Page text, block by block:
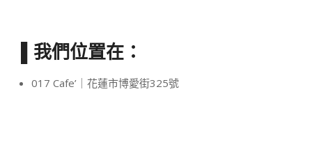
▌我們位置在：
017 Cafe’｜花蓮市博愛街325號